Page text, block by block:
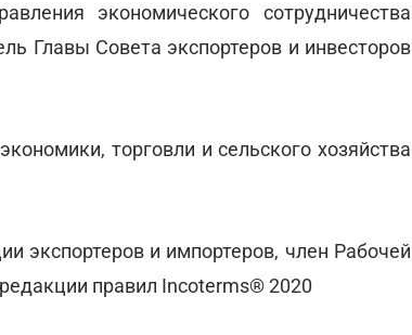
экономического сотрудничества
Главы Совета экспортеров и инвесторов
торговли и сельского хозяйства
экспортеров и импортеров, член Рабочей
правил Incoterms® 2020